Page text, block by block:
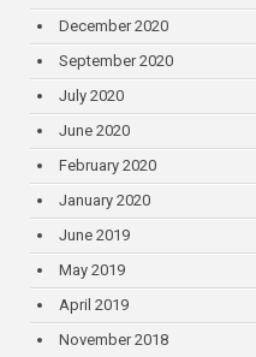
December 2020
September 2020
July 2020
June 2020
February 2020
January 2020
June 2019
May 2019
April 2019
November 2018